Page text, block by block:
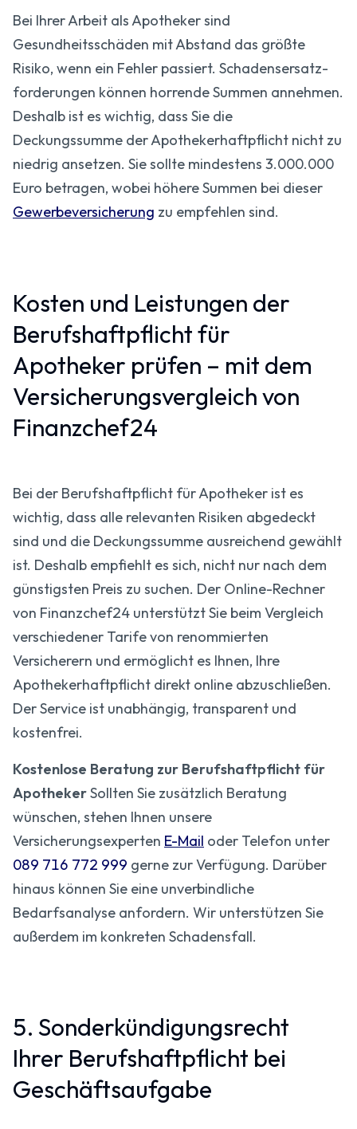
Bei Ihrer Arbeit als Apotheker sind
Gesundheitsschäden mit Abstand das größte
Risiko, wenn ein Fehler passiert. Schadensersatz­
forderungen können horrende Summen annehmen.
Deshalb ist es wichtig, dass Sie die
Deckungssumme der Apotheker­haftpflicht nicht zu
niedrig ansetzen. Sie sollte mindestens 3.000.000
Euro betragen, wobei höhere Summen bei dieser
Gewerbeversicherung zu empfehlen sind.
Kosten und Leistungen der
Berufshaftpflicht für
Apotheker prüfen – mit dem
Versicherungsvergleich von
Finanzchef24
Bei der Berufshaftpflicht für Apotheker ist es
wichtig, dass alle relevanten Risiken abgedeckt
sind und die Deckungssumme ausreichend gewählt
ist. Deshalb empfiehlt es sich, nicht nur nach dem
günstigsten Preis zu suchen. Der Online-Rechner
von Finanzchef24 unterstützt Sie beim Vergleich
verschiedener Tarife von renommierten
Versicherern und ermöglicht es Ihnen, Ihre
Apothekerhaftpflicht direkt online abzuschließen.
Der Service ist unabhängig, transparent und
kostenfrei.
Kostenlose Beratung zur Berufshaftpflicht für
ApothekerSollten Sie zusätzlich Beratung
wünschen, stehen Ihnen unsere
Versicherungsexperten E-Mail oder Telefon unter
089 716 772 999 gerne zur Verfügung. Darüber
hinaus können Sie eine unverbindliche
Bedarfsanalyse anfordern. Wir unterstützen Sie
außerdem im konkreten Schadensfall.
5. Sonderkündigungsrecht
Ihrer Berufshaftpflicht bei
Geschäftsaufgabe